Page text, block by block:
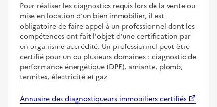
Pour réaliser les diagnostics requis lors de la vente ou
mise en location d'un bien immobilier, il est
obligatoire de faire appel à un professionnel dont les
compétences ont fait l'objet d'une certification par
un organisme accrédité. Un professionnel peut être
certifié pour un ou plusieurs domaines : diagnostic de
performance énergétique (DPE), amiante, plomb,
termites, électricité et gaz.
Annuaire des diagnostiqueurs immobiliers certifiés